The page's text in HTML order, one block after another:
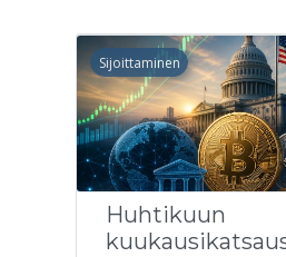
Sijoittaminen
Huhtikuun